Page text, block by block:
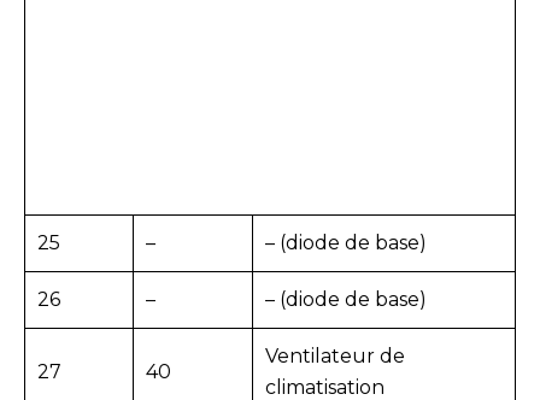
25 – – (diode de base)
26 – – (diode de base)
27 40
Ventilateur de
climatisation